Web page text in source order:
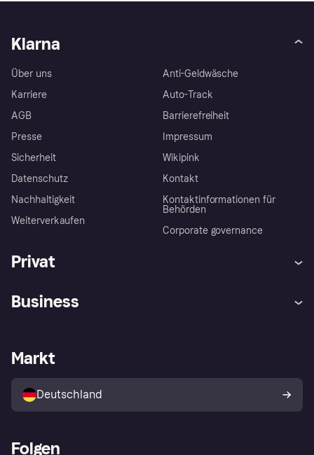
Klarna
Über uns
Karriere
AGB
Presse
Sicherheit
Datenschutz
Nachhaltigkeit
Weiterverkaufen
Anti-Geldwäsche
Auto-Track
Barrierefreiheit
Impressum
Wikipink
Kontakt
Kontaktinformationen für
Behörden
Corporate governance
Privat
Klarna App
Shops entdecken
Käuferschutzrichtlinie
Dein Widerrufsrecht
Business
Händlerportal
Markt
Deutschland
Folgen